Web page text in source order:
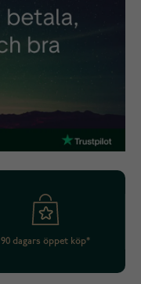
90 dagars öppet köp*